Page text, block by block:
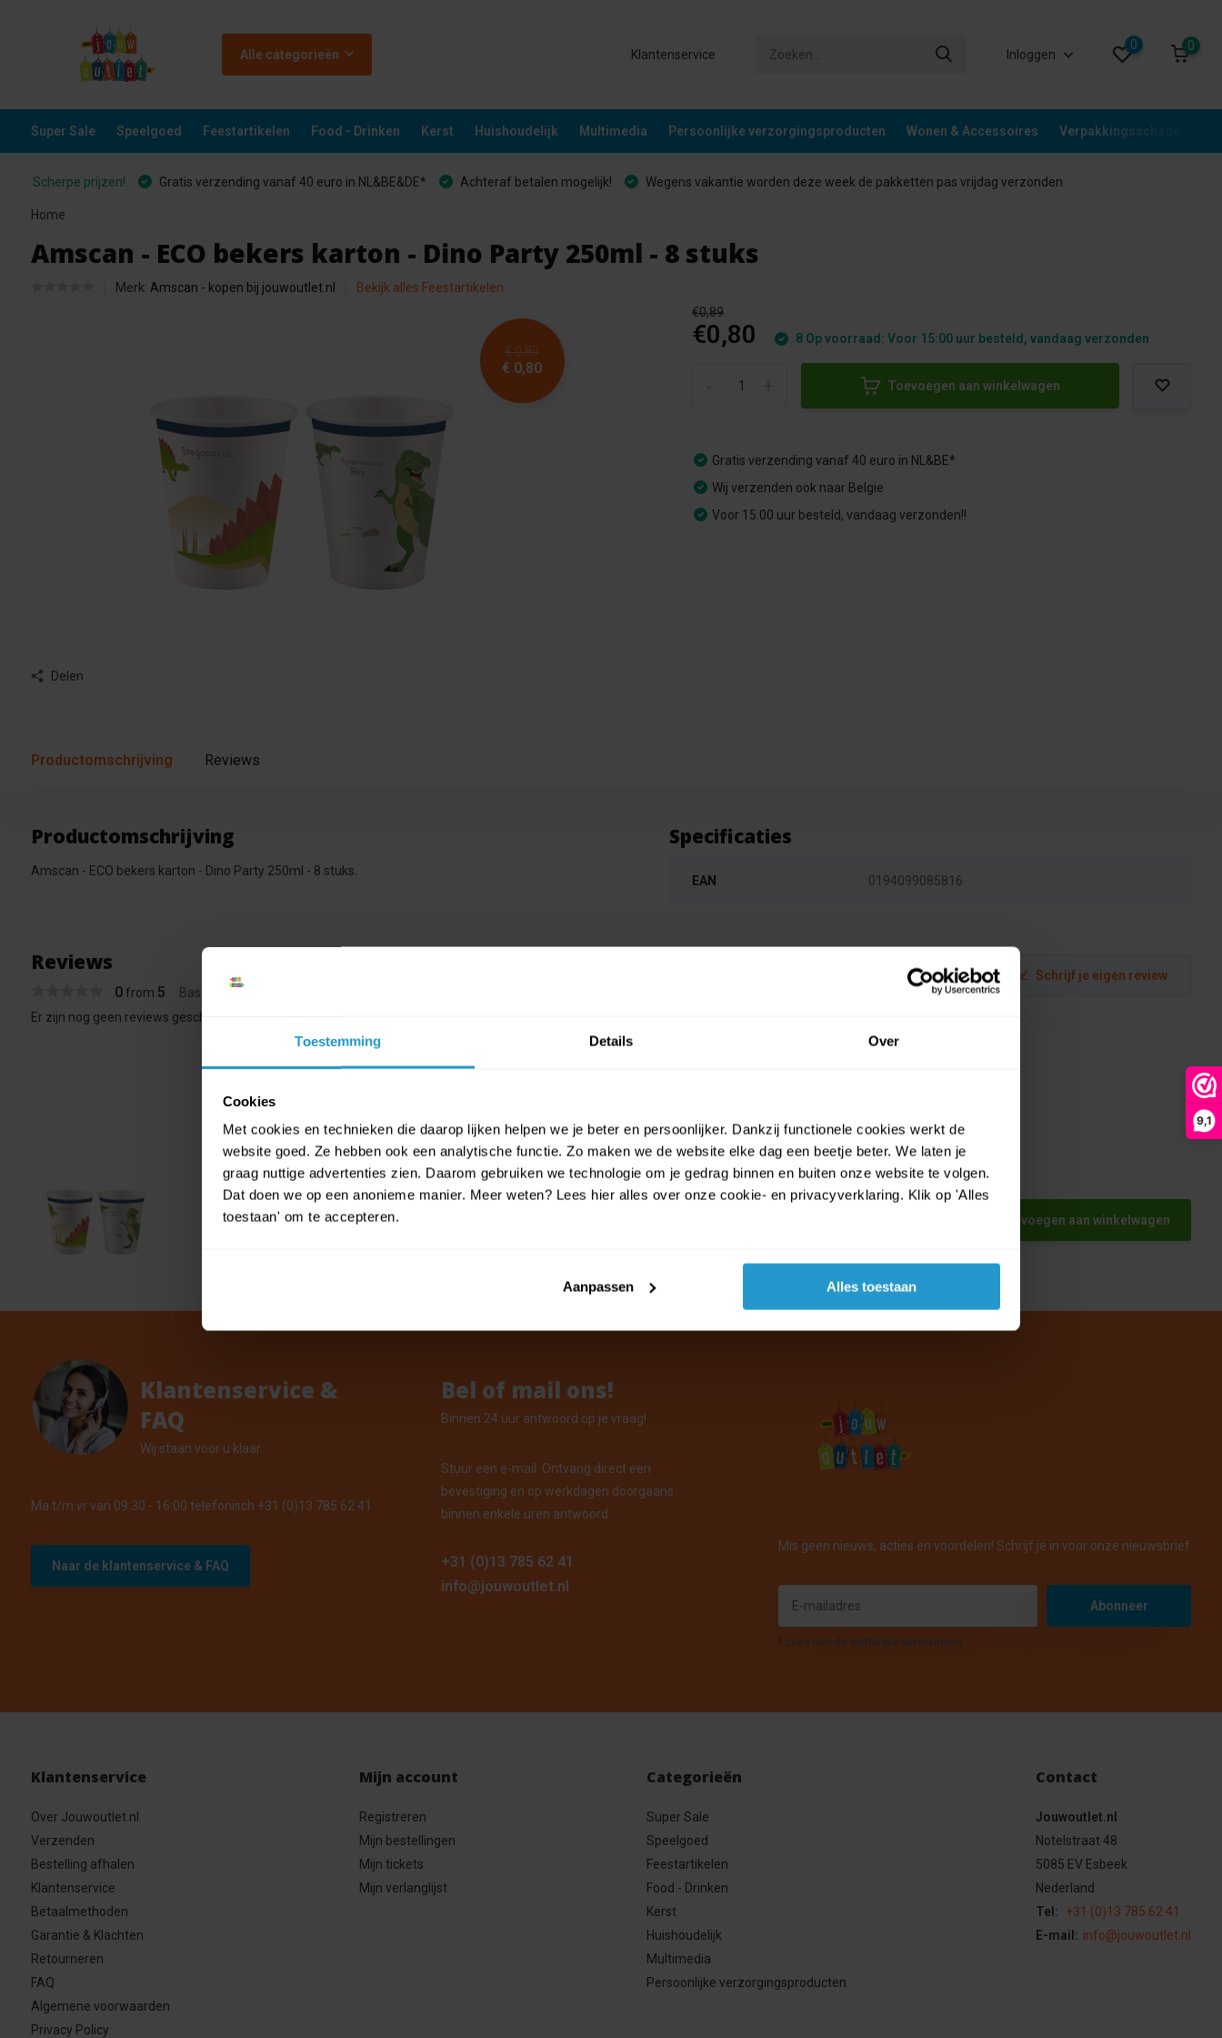
Toestemming Details Over
Cookies
Met cookies en technieken die daarop lijken helpen we je beter en persoonlijker. Dankzij functionele cookies werkt de
website goed. Ze hebben ook een analytische functie. Zo maken we de website elke dag een beetje beter. We laten je
graag nuttige advertenties zien. Daarom gebruiken we technologie om je gedrag binnen en buiten onze website te volgen.
Dat doen we op een anonieme manier. Meer weten? Lees hier alles over onze cookie- en privacyverklaring. Klik op 'Alles
toestaan' om te accepteren.
Aanpassen Alles toestaan
9,1
Alle categorieën Klantenservice Inloggen
0 0
Super Sale Speelgoed Feestartikelen Food - Drinken Kerst Huishoudelijk Multimedia Persoonlijke verzorgingsproducten Wonen & Accessoires Verpakkingsschade
Scherpe prijzen! Gratis verzending vanaf 40 euro in NL&BE&DE* Achteraf betalen mogelijk! Wegens vakantie worden deze week de pakketten pas vrijdag verzonden
Home
Amscan - ECO bekers karton - Dino Party 250ml - 8 stuks
Merk: Amscan - kopen bij jouwoutlet.nl Bekijk alles Feestartikelen
€ 0,89
€ 0,80
Delen
€0,89
€0,80 8 Op voorraad: Voor 15:00 uur besteld, vandaag verzonden
Toevoegen aan winkelwagen
Gratis verzending vanaf 40 euro in NL&BE*
Wij verzenden ook naar Belgie
Voor 15.00 uur besteld, vandaag verzonden!!
Productomschrijving Reviews
Productomschrijving
Amscan - ECO bekers karton - Dino Party 250ml - 8 stuks.
Specificaties
EAN 0194099085816
Reviews
0from 5 Based on 0 reviews
Schrijf je eigen review
Er zijn nog geen reviews geschreven over dit product..
€ 0,89
€ 0,80
Amscan - ECO bekers karton - Dino Party 250ml -
8 stuks
Toevoegen aan winkelwagen
Klantenservice &
FAQ
Wij staan voor u klaar.
Ma t/m vr van 09:30 - 16:00 telefonisch +31 (0)13 785 62 41
Naar de klantenservice & FAQ
Bel of mail ons!
Binnen 24 uur antwoord op je vraag!
Stuur een e-mail. Ontvang direct een
bevestiging en op werkdagen doorgaans
binnen enkele uren antwoord.
+31 (0)13 785 62 41
info@jouwoutlet.nl
Mis geen nieuws, acties en voordelen! Schrijf je in voor onze nieuwsbrief
Abonneer
* Lees hier de wettelijke beperkingen
Klantenservice
Over Jouwoutlet.nl
Verzenden
Bestelling afhalen
Klantenservice
Betaalmethoden
Garantie & Klachten
Retourneren
FAQ
Algemene voorwaarden
Privacy Policy
Mijn account
Registreren
Mijn bestellingen
Mijn tickets
Mijn verlanglijst
Categorieën
Super Sale
Speelgoed
Feestartikelen
Food - Drinken
Kerst
Huishoudelijk
Multimedia
Persoonlijke verzorgingsproducten
Contact
Jouwoutlet.nl
Notelstraat 48
5085 EV Esbeek
Nederland
Tel:
+31 (0)13 785 62 41
E-mail: info@jouwoutlet.nl